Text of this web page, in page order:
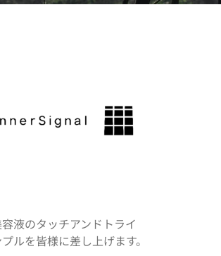
液のタッチアンドトライ
ルを皆様に差し上げます。